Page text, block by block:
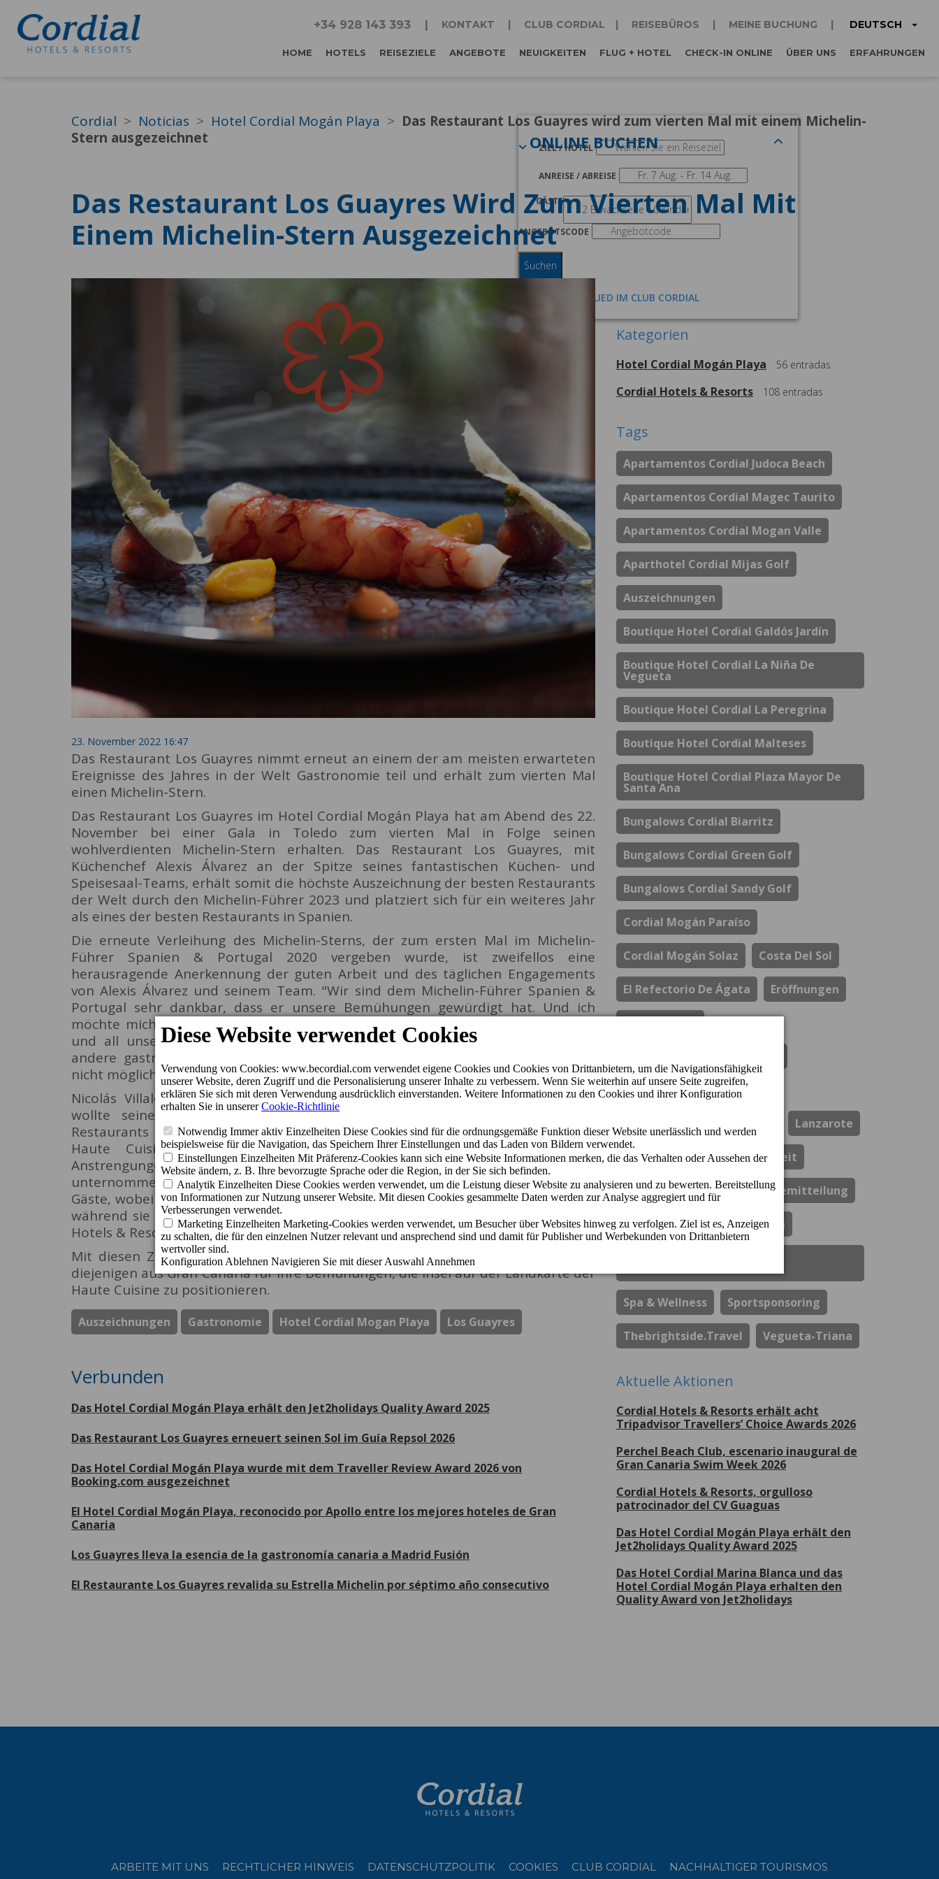
+34 928 143 393 KONTAKT CLUB CORDIAL REISEBÜROS MEINE BUCHUNG DEUTSCH
HOME HOTELS REISEZIELE ANGEBOTE NEUIGKEITEN FLUG + HOTEL CHECK-IN ONLINE ÜBER UNS ERFAHRUNGEN
ONLINE BUCHEN
ZIEL / HOTEL
ANREISE / ABREISE
GÄSTE
ANGEBOTSCODE
Suchen
ICH BIN MITGLIED IM CLUB CORDIAL
Cordial Noticias Hotel Cordial Mogán Playa
Das Restaurant Los Guayres wird zum vierten Mal mit einem Michelin-
Stern ausgezeichnet
Das Restaurant Los Guayres Wird Zum Vierten Mal Mit
Einem Michelin-Stern Ausgezeichnet
23. November 2022 16:47
Das Restaurant Los Guayres nimmt erneut an einem der am meisten erwarteten
Ereignisse des Jahres in der Welt Gastronomie teil und erhält zum vierten Mal
einen Michelin-Stern.
Das Restaurant Los Guayres im Hotel Cordial Mogán Playa hat am Abend des 22.
November bei einer Gala in Toledo zum vierten Mal in Folge seinen
wohlverdienten Michelin-Stern erhalten. Das Restaurant Los Guayres, mit
Küchenchef Alexis Álvarez an der Spitze seines fantastischen Küchen- und
Speisesaal-Teams, erhält somit die höchste Auszeichnung der besten Restaurants
der Welt durch den Michelin-Führer 2023 und platziert sich für ein weiteres Jahr
als eines der besten Restaurants in Spanien.
Die erneute Verleihung des Michelin-Sterns, der zum ersten Mal im Michelin-
Führer Spanien & Portugal 2020 vergeben wurde, ist zweifellos eine
herausragende Anerkennung der guten Arbeit und des täglichen Engagements
von Alexis Álvarez und seinem Team. "Wir sind dem Michelin-Führer Spanien &
Portugal sehr dankbar, dass er unsere Bemühungen gewürdigt hat. Und ich
möchte mich von ganzem Herzen bei dem wunderbaren Team von Los Guayres
und all unseren Gästen bedanken, die uns ihr Vertrauen schenken, um eine
andere gastronomische Erfahrung zu genießen, denn ohne sie wäre das alles
nicht möglich", sagte Küchenchef Alexis Álvarez.
Nicolás Villalobos, Generaldirektor der Hotelkette beCordial Hotels & Resorts,
wollte seinerseits die tägliche Arbeit des Teams seit der Eröffnung des
Restaurants im Jahr 2004 hervorheben: "Diese Anerkennung mit dem Oscar der
Haute Cuisine ist eine weitere Belohnung für die außerordentlichen
Anstrengungen, die Alexis Álvarez und sein Team im Laufe der Jahre
unternommen haben, immer auf der Suche nach dem besten Erlebnis für die
Gäste, wobei sie sich um das kleinste Detail kümmern und auf Innovation setzen,
während sie gleichzeitig die Aromen des Landes respektieren. Wir von beCordial
Hotels & Resorts sind sehr stolz auf dieses großartige Team".
Mit diesen Zeilen möchten wir alle Preisträger beglückwünschen, insbesondere
diejenigen aus Gran Canaria für ihre Bemühungen, die Insel auf der Landkarte der
Haute Cuisine zu positionieren.
Auszeichnungen Gastronomie Hotel Cordial Mogan Playa Los Guayres
Verbunden
Das Hotel Cordial Mogán Playa erhält den Jet2holidays Quality Award 2025
Das Restaurant Los Guayres erneuert seinen Sol im Guía Repsol 2026
Das Hotel Cordial Mogán Playa wurde mit dem Traveller Review Award 2026 von
Booking.com ausgezeichnet
El Hotel Cordial Mogán Playa, reconocido por Apollo entre los mejores hoteles de Gran
Canaria
Los Guayres lleva la esencia de la gastronomía canaria a Madrid Fusión
El Restaurante Los Guayres revalida su Estrella Michelin por séptimo año consecutivo
Kategorien
Hotel Cordial Mogán Playa 56 entradas
Cordial Hotels & Resorts 108 entradas
Tags
Apartamentos Cordial Judoca Beach
Apartamentos Cordial Magec Taurito
Apartamentos Cordial Mogan Valle
Aparthotel Cordial Mijas Golf
Auszeichnungen
Boutique Hotel Cordial Galdós Jardín
Boutique Hotel Cordial La Niña De
Vegueta
Boutique Hotel Cordial La Peregrina
Boutique Hotel Cordial Malteses
Boutique Hotel Cordial Plaza Mayor De
Santa Ana
Bungalows Cordial Biarritz
Bungalows Cordial Green Golf
Bungalows Cordial Sandy Golf
Cordial Mogán Paraíso
Cordial Mogán Solaz Costa Del Sol
El Refectorio De Ágata Eröffnungen
Hotel Cordial Mogan Playa
Lanzarote
Los Guayres Nachhaltigkeit
Perchel Beach Club Pressemitteilung
Resort Cordial Santa Águeda
Spa & Wellness Sportsponsoring
Thebrightside.travel Vegueta-Triana
Aktuelle Aktionen
Cordial Hotels & Resorts erhält acht
Tripadvisor Travellers’ Choice Awards 2026
Perchel Beach Club, escenario inaugural de
Gran Canaria Swim Week 2026
Cordial Hotels & Resorts, orgulloso
patrocinador del CV Guaguas
Das Hotel Cordial Mogán Playa erhält den
Jet2holidays Quality Award 2025
Das Hotel Cordial Marina Blanca und das
Hotel Cordial Mogán Playa erhalten den
Quality Award von Jet2holidays
ARBEITE MIT UNS RECHTLICHER HINWEIS DATENSCHUTZPOLITIK COOKIES CLUB CORDIAL NACHHALTIGER TOURISMOS